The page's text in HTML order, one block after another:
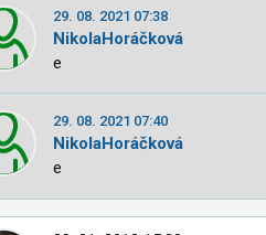
29. 08. 2021 07:38
NikolaHoráčková
e
29. 08. 2021 07:40
NikolaHoráčková
e